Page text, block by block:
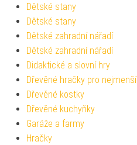
Dětské stany
Dětské stany
Dětské zahradní nářadí
Dětské zahradní nářadí
Didaktické a slovní hry
Dřevěné hračky pro nejmenší
Dřevěné kostky
Dřevěné kuchyňky
Garáže a farmy
Hračky